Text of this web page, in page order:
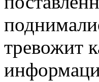
тревожит